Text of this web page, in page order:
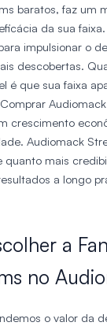
baratos, faz um
da sua
impulsionar o
descobertas.
é que sua faixa
crescimento
Audiomack
mais
a longo
a
no
o valor da